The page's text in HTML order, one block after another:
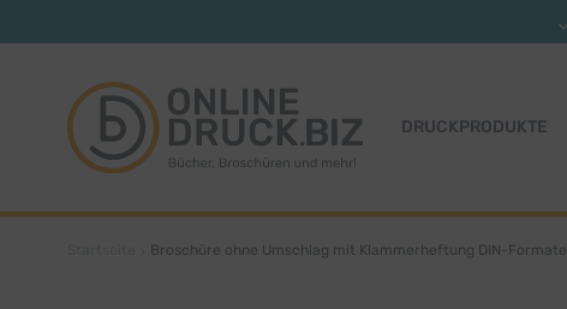
DRUCKPRODUKTE
Broschüre ohne Umschlag mit Klammerheftung DIN-Formate